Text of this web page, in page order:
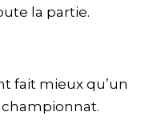
la partie.
fait mieux qu’un